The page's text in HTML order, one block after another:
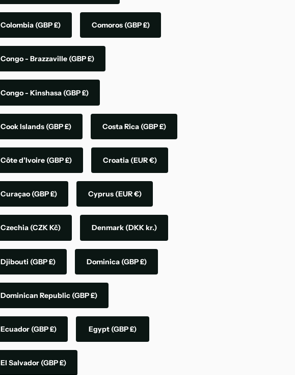
Colombia (GBP £) Comoros (GBP £)
Congo - Brazzaville (GBP £)
Congo - Kinshasa (GBP £)
Cook Islands (GBP £) Costa Rica (GBP £)
Côte d’Ivoire (GBP £) Croatia (EUR €)
Curaçao(GBP £) Cyprus (EUR €)
Czechia (CZK Kč) Denmark (DKK kr.)
Djibouti (GBP £) Dominica (GBP £)
Dominican Republic (GBP £)
Ecuador (GBP £) Egypt (GBP £)
El Salvador (GBP £)